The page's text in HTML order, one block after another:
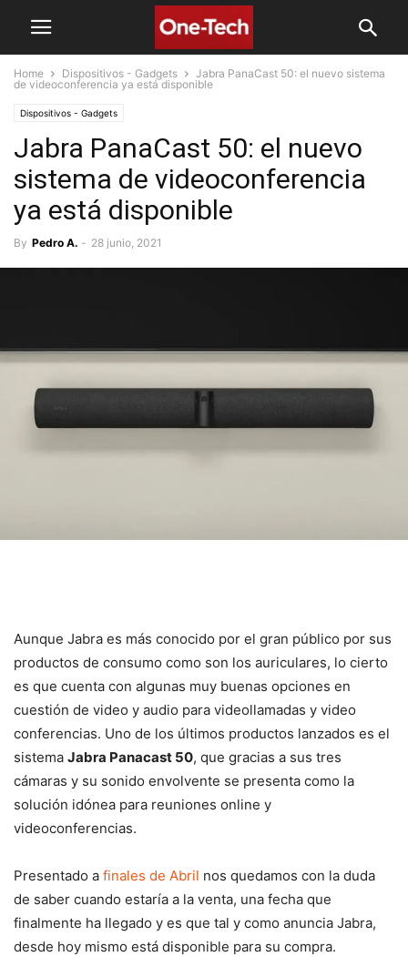
Home Dispositivos - Gadgets
Jabra PanaCast 50: el nuevo sistema
de videoconferencia ya está disponible
Dispositivos - Gadgets
Jabra PanaCast 50: el nuevo
sistema de videoconferencia
ya está disponible
By Pedro A. - 28 junio, 2021
Aunque Jabra es más conocido por el gran público por sus
productos de consumo como son los auriculares, lo cierto
es que cuenta con algunas muy buenas opciones en
cuestión de video y audio para videollamadas y video
conferencias. Uno de los últimos productos lanzados es el
sistema Jabra Panacast 50, que gracias a sus tres
cámaras y su sonido envolvente se presenta como la
solución idónea para reuniones online y
videoconferencias.
Presentado a finales de Abril nos quedamos con la duda
de saber cuando estaría a la venta, una fecha que
finalmente ha llegado y es que tal y como anuncia Jabra,
desde hoy mismo está disponible para su compra.